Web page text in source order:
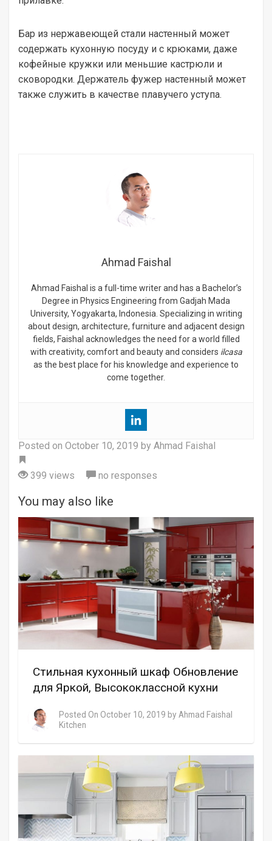
Бар из нержавеющей стали настенный может
содержать кухонную посуду и с крюками, даже
кофейные кружки или меньшие кастрюли и
сковородки. Держатель фужер настенный может
также служить в качестве плавучего уступа.
Ahmad Faishal
Ahmad Faishal is a full-time writer and has a Bachelor’s
Degree in Physics Engineering from Gadjah Mada
University, Yogyakarta, Indonesia. Specializing in writing
about design, architecture, furniture and adjacent design
fields, Faishal acknowledges the need for a world filled
with creativity, comfort and beauty and considers ilcasa
as the best place for his knowledge and experience to
come together.
Posted on October 10, 2019 by Ahmad Faishal
399 views
no responses
You may also like
Стильная кухонный шкаф Обновление
для Яркой, Высококлассной кухни
Posted On October 10, 2019 by Ahmad Faishal
Kitchen